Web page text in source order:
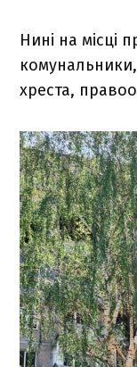
Нині на місці
хреста,